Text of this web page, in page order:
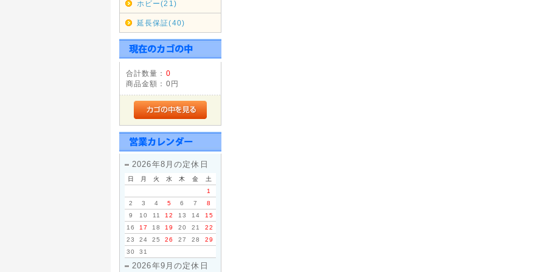
ホビー(21)
延長保証(40)
合計数量： 0
商品金額： 0円
2026年8月の定休日
日 月 火 水 木 金
土
1
2
3 4 5 6 7
8
9
10 11 12 13 14
15
16
17 18 19 20 21
22
23
24 25 26 27 28
29
30
31
2026年9月の定休日